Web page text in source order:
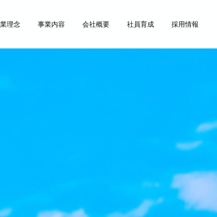
理念 事業内容 会社概要 社員育成 採用情報